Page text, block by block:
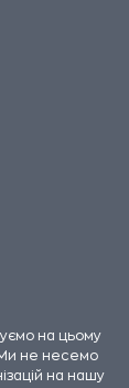
на цьому
Ми не несемо
на нашу